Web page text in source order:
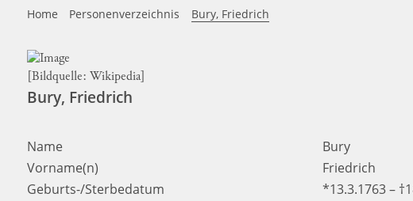
Home Personenverzeichnis Bury, Friedrich
[Bildquelle: Wikipedia
Bury, Friedrich
Name
Bury
Vorname(n)
Friedrich
Geburts-/Sterbedatum
*13.3.1763 –